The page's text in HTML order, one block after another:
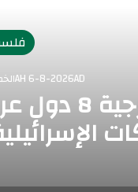
الخميس 23 صفر 1448AH 6-8-2026AD
وزراء